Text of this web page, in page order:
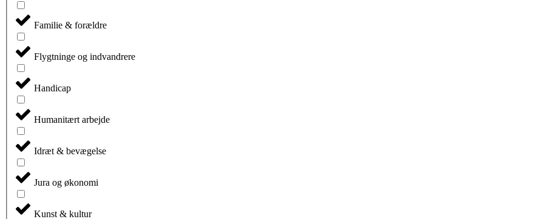
Familie & forældre
Flygtninge og indvandrere
Handicap
Humanitært arbejde
Idræt & bevægelse
Jura og økonomi
Kunst & kultur